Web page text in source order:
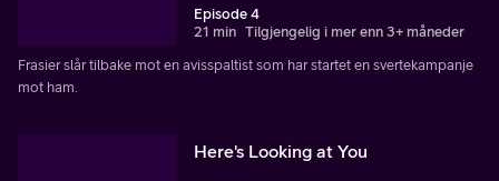
Episode 4
21 min Tilgjengelig i mer enn 3+ måneder
Frasier slår tilbake mot en avisspaltist som har startet en svertekampanje
mot ham.
Here's Looking at You